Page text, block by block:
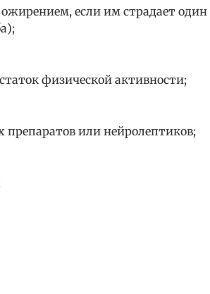
ожирением, если им страдает один
физической активности;
или нейролептиков;